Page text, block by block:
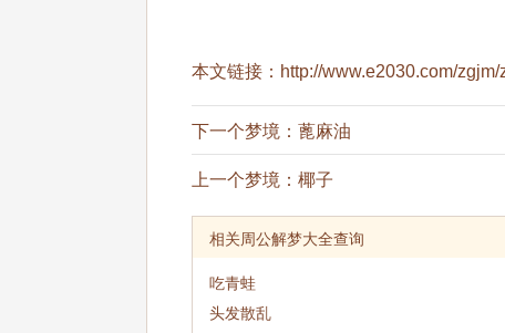
本文链接： http://www.e2030.com/zgjm/
下一个梦境： 蓖麻油
上一个梦境： 椰子
相关周公解梦大全查询
吃青蛙
头发散乱